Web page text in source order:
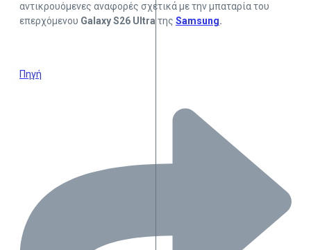
αντικρουόμενες αναφορές σχετικά με την μπαταρία του
επερχόμενου Galaxy S26 Ultra της Samsung.
Πηγή